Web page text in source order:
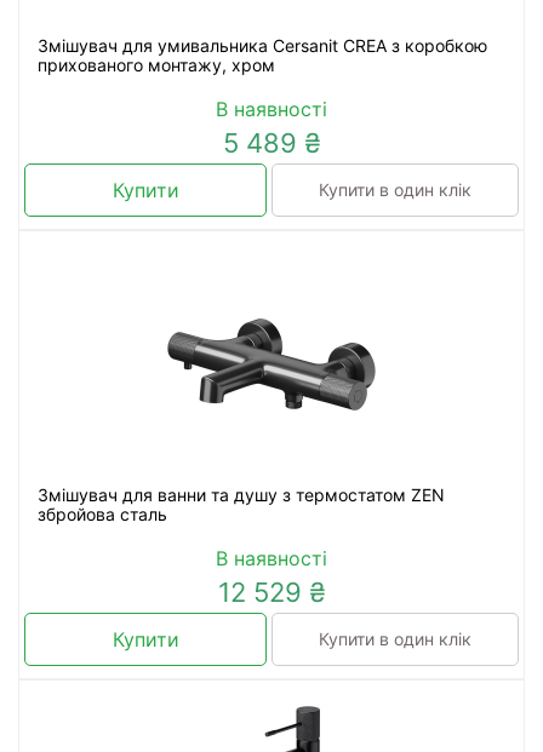
Змішувач для умивальника Cersanit CREA з коробкою
прихованого монтажу, хром
В наявності
5 489 ₴
Купити Купити в один клік
Змішувач для ванни та душу з термостатом ZEN
збройова сталь
В наявності
12 529 ₴
Купити Купити в один клік